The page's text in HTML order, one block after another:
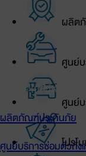
ผลิต
ศูนย์
ศูนย์
โปรโ
เข้าสู่ระบบ
สิทธิประโยชน์เจ้าของร
ผลิตภัณฑ์ประกันภัย
ศูนย์บริการซ่อมตัวถัง